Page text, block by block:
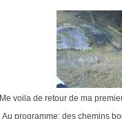
Me voila de retour de ma
Au programme: des chemins